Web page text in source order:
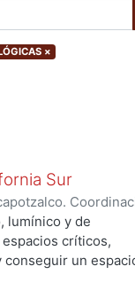
×
Sur
Marbella
lumínico y de
críticos,
conseguir un